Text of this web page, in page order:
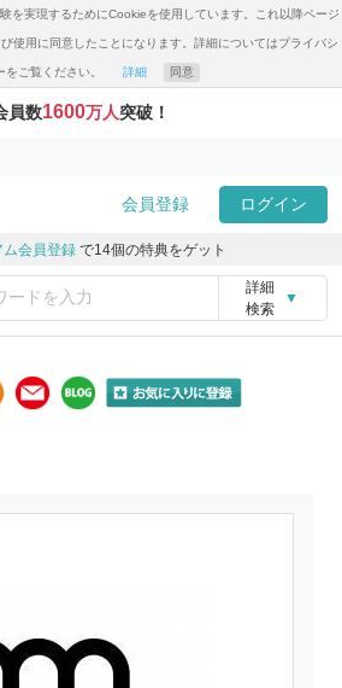
を実現するためにCookieを使用しています。これ以降ページ
使用に同意したことになります。詳細についてはプライバシ
をご覧ください。 詳細 同意
員数1600万人突破！
会員登録 ログイン
ム会員登録 で14個の特典をゲット
詳細
検索
▼